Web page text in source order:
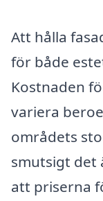
Att hålla
för både
Kostnaden
variera
områdets
smutsigt det
att priserna